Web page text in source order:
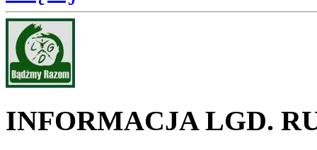
INFORMACJA LGD.